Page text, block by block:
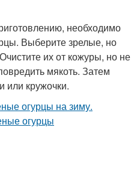
необходимо
Выберите зрелые, но
их от кожуры, но не
мякоть. Затем
или кружочки.